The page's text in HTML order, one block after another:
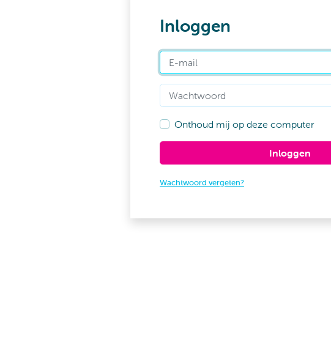
Inloggen
E-mail
Wachtwoord
Onthoud mij op deze computer
Inloggen
Wachtwoord vergeten?